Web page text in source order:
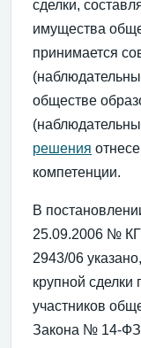
сделки,
имущества
принимается
обществе
решения
компетенции.
В
25.09.2006 №
2943/06
крупной
участников
Закона № 14-